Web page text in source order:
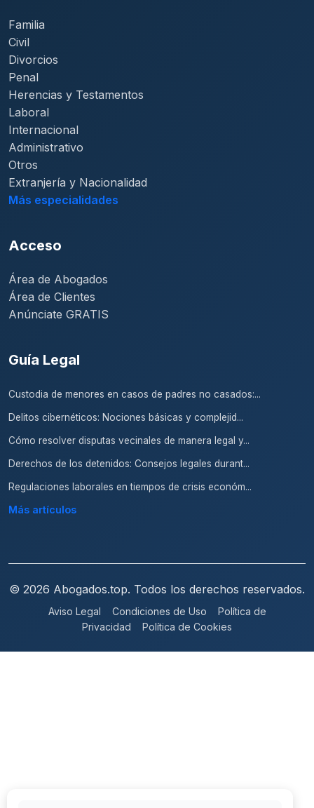
Familia
Civil
Divorcios
Penal
Herencias y Testamentos
Laboral
Internacional
Administrativo
Otros
Extranjería y Nacionalidad
Más especialidades
Acceso
Área de Abogados
Área de Clientes
Anúnciate GRATIS
Guía Legal
Custodia de menores en casos de padres no casados:...
Delitos cibernéticos: Nociones básicas y complejid...
Cómo resolver disputas vecinales de manera legal y...
Derechos de los detenidos: Consejos legales durant...
Regulaciones laborales en tiempos de crisis económ...
Más artículos
© 2026 Abogados.top. Todos los derechos reservados.
Aviso Legal Condiciones de Uso
Política de
Privacidad
Política de Cookies